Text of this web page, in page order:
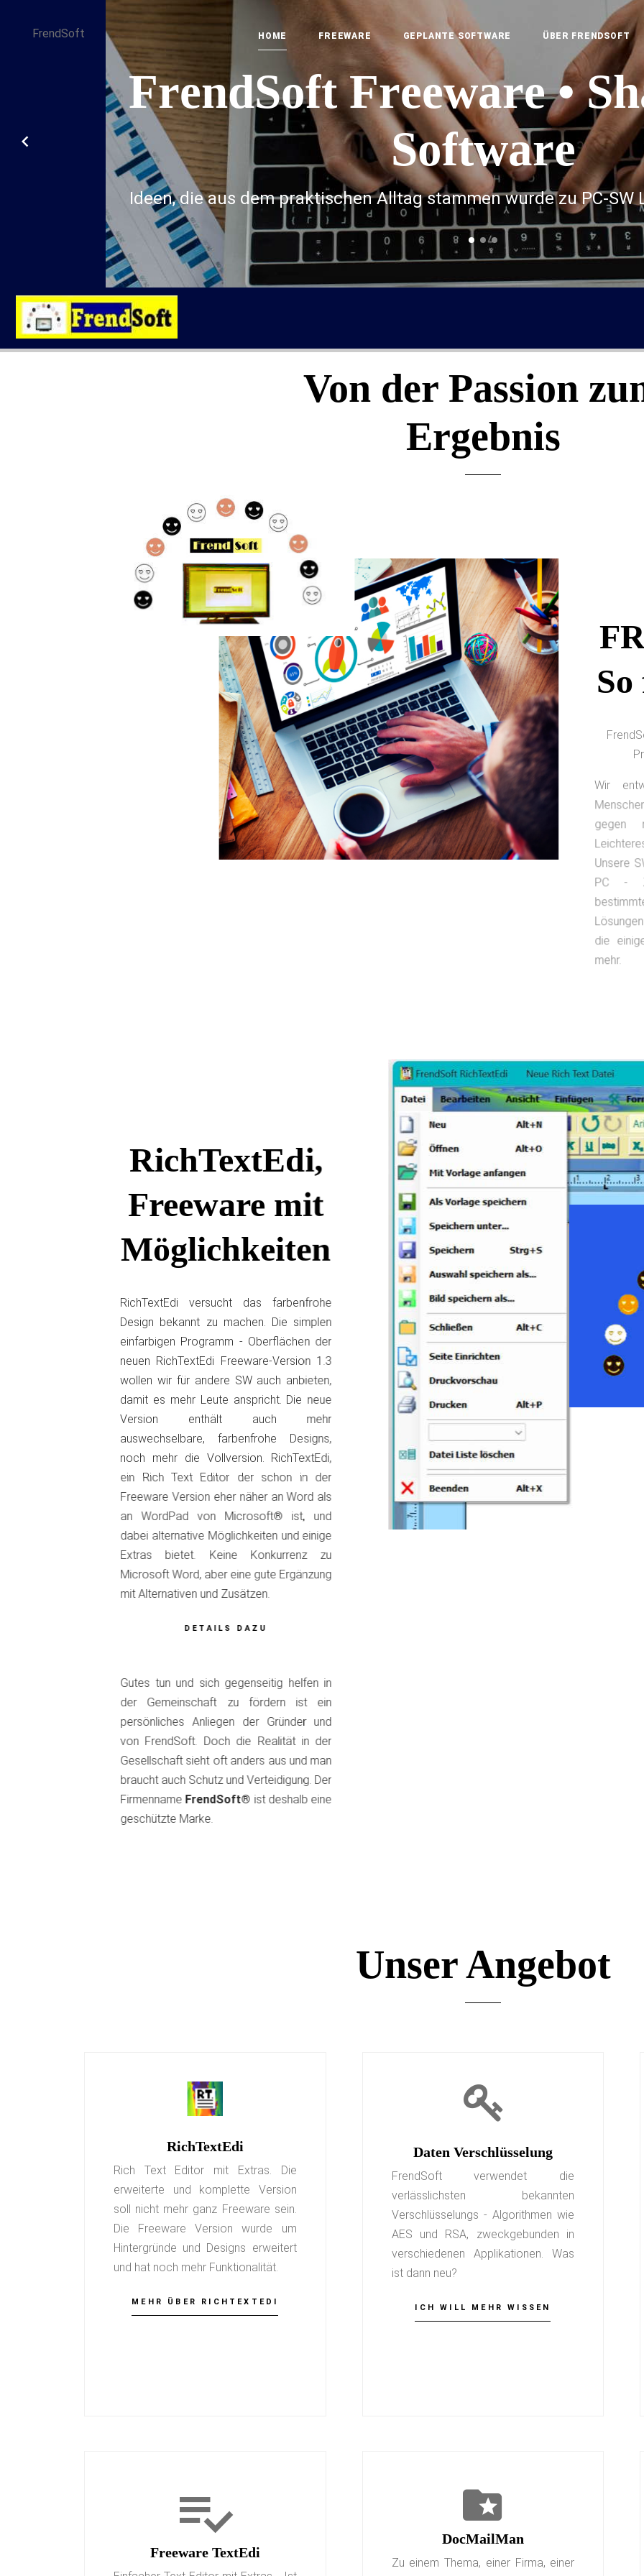
HOME FREEWARE GEPLANTE SOFTWARE ÜBER FRENDSOFT
FrendSoft Freeware • Sh
Software
Ideen, die aus dem praktischen Alltag stammen wurde zu PC-
FrendSoft
Von der Passion
Ergebnis
So
Wir
gegen
Unsere
PC -
die
mehr.
RichTextEdi,
Freeware mit
Möglichkeiten
RichTextEdi versucht das farbenfrohe
Design bekannt zu machen. Die simplen
einfarbigen Programm - Oberflächen der
neuen RichTextEdi Freeware-Version 1.3
wollen wir für andere SW auch anbieten,
damit es mehr Leute anspricht. Die neue
Version enthält auch mehr
auswechselbare, farbenfrohe Designs,
noch mehr die Vollversion. RichTextEdi,
ein Rich Text Editor der schon in der
Freeware Version eher näher an Word als
an WordPad von Microsoft® ist, und
dabei alternative Möglichkeiten und einige
Extras bietet. Keine Konkurrenz zu
Microsoft Word, aber eine gute Ergänzung
mit Alternativen und Zusätzen.
DETAILS DAZU
Gutes tun und sich gegenseitig helfen in
der Gemeinschaft zu fördern ist ein
persönliches Anliegen der Gründer und
von FrendSoft. Doch die Realität in der
Gesellschaft sieht oft anders aus und man
braucht auch Schutz und Verteidigung. Der
Firmenname FrendSoft® ist deshalb eine
geschützte Marke.
Unser Angebot
RichTextEdi
Rich Text Editor mit Extras. Die
erweiterte und komplette Version
soll nicht mehr ganz Freeware sein.
Die Freeware Version wurde um
Hintergründe und Designs erweitert
und hat noch mehr Funktionalität.
MEHR ÜBER RICHTEXTEDI
Daten Verschlüsselung
FrendSoft verwendet die
verlässlichsten bekannten
Verschlüsselungs - Algorithmen wie
AES und RSA, zweckgebunden in
verschiedenen Applikationen. Was
ist dann neu?
ICH WILL MEHR WISSEN
Freeware TextEdi
DocMailMan
Zu einem Thema, einer Firma, einer